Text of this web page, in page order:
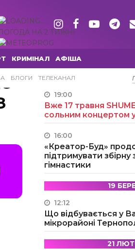
НА 2 ТИЖНІ
КРИМІНАЛ АФІША
БЛОГИ ТЕЛЕКАНАЛ
15
19:00
Вже 17 травня
сольним концертом
16:00
«Креатор-Буд»
підтримувати збірну
гімнастики
19
12:12
Що відбувається у
мікрорайоні
21